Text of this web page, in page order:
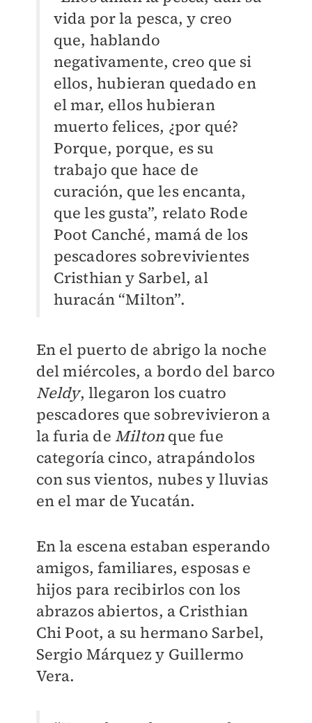
vida por la pesca, y creo
que, hablando
negativamente, creo que si
ellos, hubieran quedado en
el mar, ellos hubieran
muerto felices, ¿por qué?
Porque, porque, es su
trabajo que hace de
curación, que les encanta,
que les gusta”, relato Rode
Poot Canché, mamá de los
pescadores sobrevivientes
Cristhian y Sarbel, al
huracán “Milton”.
En el puerto de abrigo la noche
del miércoles, a bordo del barco
Neldy, llegaron los cuatro
pescadores que sobrevivieron a
la furia de Milton que fue
categoría cinco, atrapándolos
con sus vientos, nubes y lluvias
en el mar de Yucatán.
En la escena estaban esperando
amigos, familiares, esposas e
hijos para recibirlos con los
abrazos abiertos, a Cristhian
Chi Poot, a su hermano Sarbel,
Sergio Márquez y Guillermo
Vera.